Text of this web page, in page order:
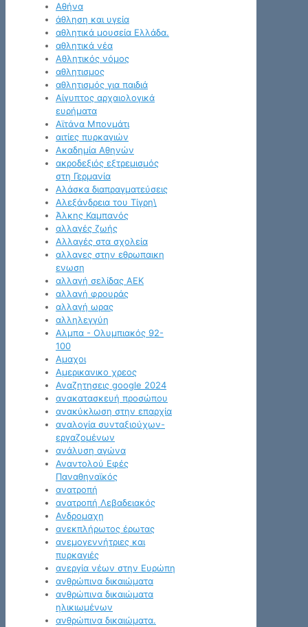
Αθήνα
άθληση και υγεία
αθλητικά μουσεία Ελλάδα.
αθλητικά νέα
Αθλητικός νόμος
αθλητισμος
αθλητισμός για παιδιά
Αίγυπτος αρχαιολογικά
ευρήματα
Αϊτάνα Μπονμάτι
αιτίες πυρκαγιών
Ακαδημία Αθηνών
ακροδεξιός εξτρεμισμός
στη Γερμανία
Αλάσκα διαπραγματεύσεις
Αλεξάνδρεια του Τίγρη\
Άλκης Καμπανός
αλλαγές ζωής
Αλλαγές στα σχολεία
αλλαγες στην εθρωπαικη
ενωση
αλλαγή σελίδας ΑΕΚ
αλλαγή φρουράς
αλλαγή ωρας
αλληλεγγύη
Αλμπα - Ολυμπιακός 92-
100
Αμαχοι
Αμερικανικο χρεος
Αναζητησεις google 2024
ανακατασκευή προσώπου
ανακύκλωση στην επαρχία
αναλογία συνταξιούχων-
εργαζομένων
ανάλυση αγώνα
Αναντολού Εφές
Παναθηναϊκός
ανατροπή
ανατροπή Λεβαδειακός
Ανδρομαχη
ανεκπλήρωτος έρωτας
ανεμογεννήτριες και
πυρκαγιές
ανεργία νέων στην Ευρώπη
ανθρώπινα δικαιώματα
ανθρώπινα δικαιώματα
ηλικιωμένων
ανθρώπινα δικαιώματα.